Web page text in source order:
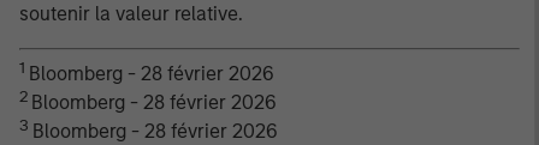
soutenir la valeur relative.
1 Bloomberg - 28 février 2026
2 Bloomberg - 28 février 2026
3 Bloomberg - 28 février 2026